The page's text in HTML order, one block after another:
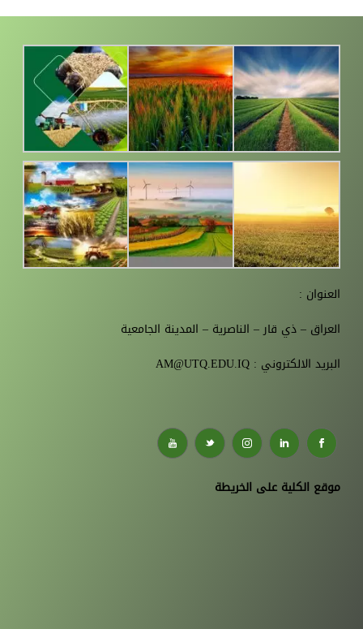
العنوان :
العراق – ذي قار – الناصرية – المدينة الجامعية
البريد الالكتروني : AM@UTQ.EDU.IQ
موقع الكلية على الخريطة